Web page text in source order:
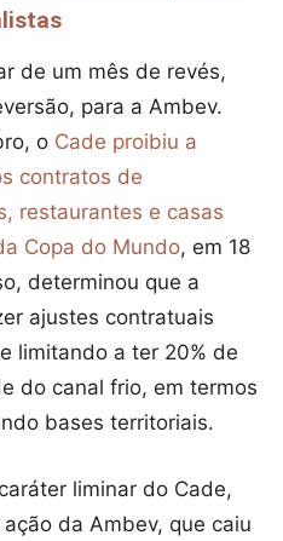
de um mês de revés,
para a Ambev.
o Cade proibiu a
contratos de
restaurantes e casas
Copa do Mundo, em 18
determinou que a
ajustes contratuais
limitando a ter 20% de
do canal frio, em termos
bases territoriais.
liminar do Cade,
da Ambev, que caiu